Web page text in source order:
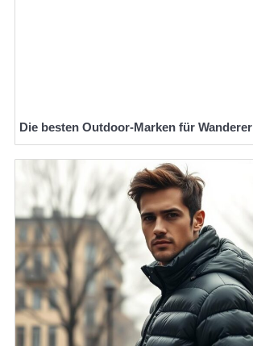
Die besten Outdoor-Marken für Wanderer